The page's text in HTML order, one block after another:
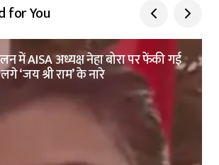
for You
में AISA अध्यक्ष नेहा बोरा पर फेंकी गई
‘जय श्री राम’ के नारे